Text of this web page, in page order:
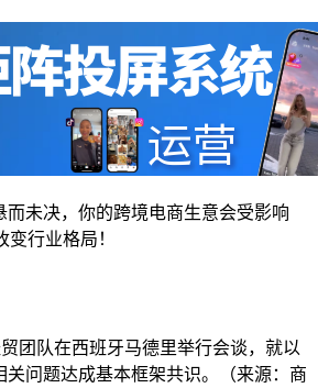
而未决，你的跨境电商生意会受影响
行业格局！
团队在西班牙马德里举行会谈，就以
关问题达成基本框架共识。（来源：商